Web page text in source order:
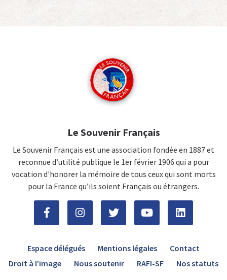
Le Souvenir Français
Le Souvenir Français est une association fondée en 1887 et
reconnue d’utilité publique le 1er février 1906 qui a pour
vocation d'honorer la mémoire de tous ceux qui sont morts
pour la France qu’ils soient Français ou étrangers.
Espace délégués Mentions légales
Contact
Droit à l’image
Nous soutenir RAFI-SF Nos statuts